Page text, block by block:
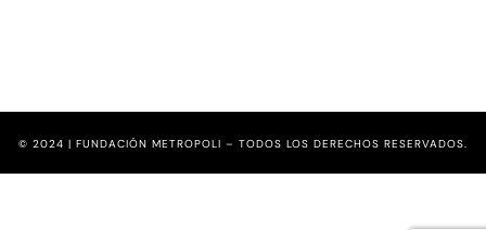
© 2024 | FUNDACIÓN METROPOLI – TODOS LOS DERECHOS RESERVADOS.